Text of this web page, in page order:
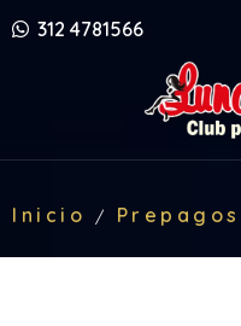
312 4781566
Inicio / Prepagos